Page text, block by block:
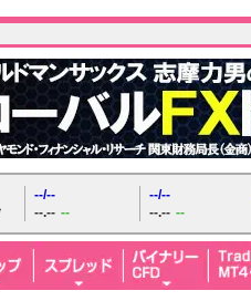
--/--
--.-- --
--/--
--.-- --